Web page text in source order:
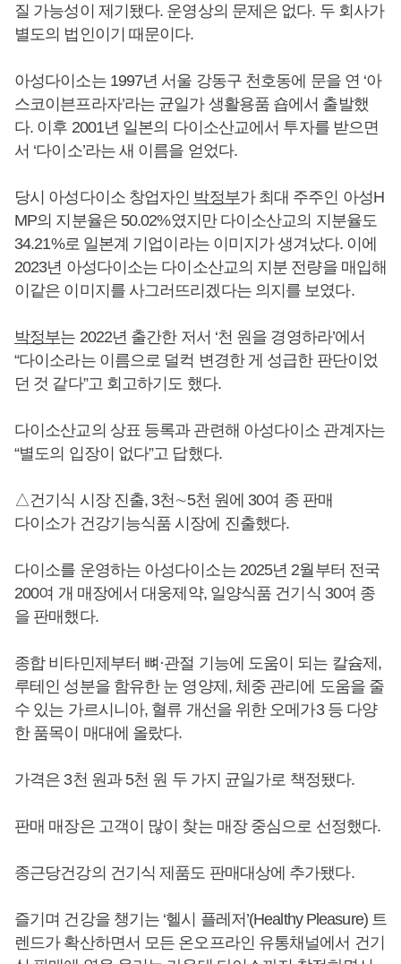
질 가능성이 제기됐다. 운영상의 문제은 없다. 두 회사가
별도의 법인이기 때문이다.
아성다이소는 1997년 서울 강동구 천호동에 문을 연 ‘아
스코이븐프라자’라는 균일가 생활용품 숍에서 출발했
다. 이후 2001년 일본의 다이소산교에서 투자를 받으면
서 ‘다이소’라는 새 이름을 얻었다.
당시 아성다이소 창업자인 박정부가 최대 주주인 아성H
MP의 지분율은 50.02%였지만 다이소산교의 지분율도
34.21%로 일본계 기업이라는 이미지가 생겨났다. 이에
2023년 아성다이소는 다이소산교의 지분 전량을 매입해
이같은 이미지를 사그러뜨리겠다는 의지를 보였다.
박정부는 2022년 출간한 저서 ‘천 원을 경영하라’에서
“다이소라는 이름으로 덜컥 변경한 게 성급한 판단이었
던 것 같다”고 회고하기도 했다.
다이소산교의 상표 등록과 관련해 아성다이소 관계자는
“별도의 입장이 없다”고 답했다.
△건기식 시장 진출, 3천∼5천 원에 30여 종 판매
다이소가 건강기능식품 시장에 진출했다.
다이소를 운영하는 아성다이소는 2025년 2월부터 전국
200여 개 매장에서 대웅제약, 일양식품 건기식 30여 종
을 판매했다.
종합 비타민제부터 뼈·관절 기능에 도움이 되는 칼슘제,
루테인 성분을 함유한 눈 영양제, 체중 관리에 도움을 줄
수 있는 가르시니아, 혈류 개선을 위한 오메가3 등 다양
한 품목이 매대에 올랐다.
가격은 3천 원과 5천 원 두 가지 균일가로 책정됐다.
판매 매장은 고객이 많이 찾는 매장 중심으로 선정했다.
종근당건강의 건기식 제품도 판매대상에 추가됐다.
즐기며 건강을 챙기는 ‘헬시 플레저’(Healthy Pleasure) 트
렌드가 확산하면서 모든 온오프라인 유통채널에서 건기